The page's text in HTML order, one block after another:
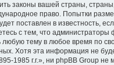
законы вашей страны,
право. Попытки
поставлен в известность,
с тем, что
тему в любое время по
Хотя эта информация не
1985 г.г.», ни phpBB Group не